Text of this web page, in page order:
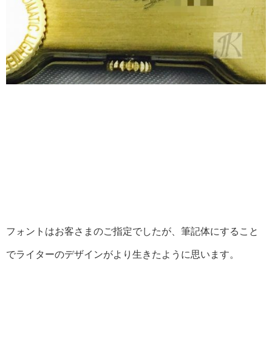
フォントはお客さまのご指定でしたが、筆記体にすること
でライターのデザインがより生きたように思います。